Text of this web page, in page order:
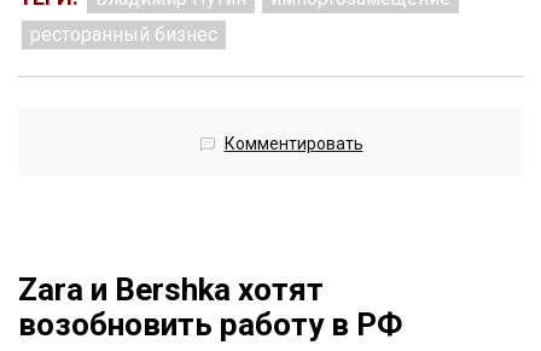
ресторанный бизнес
Комментировать
Zara и Bershka хотят
возобновить работу в РФ